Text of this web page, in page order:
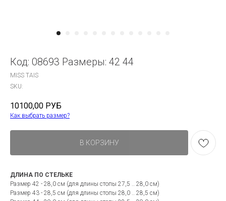
Код: 08693 Размеры: 42 44
MISS TAIS
SKU:
10100,00 РУБ
Как выбрать размер?
В КОРЗИНУ
ДЛИНА ПО СТЕЛЬКЕ
Размер 42 - 28,0 см (для длины стопы 27,5 .. 28,0 см)
Размер 43 - 28,5 см (для длины стопы 28,0 .. 28,5 см)